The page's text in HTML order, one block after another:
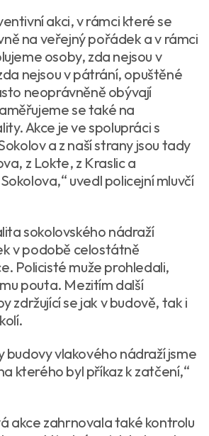
akci, v rámci které se
na veřejný pořádek a v rámci
osoby, zda nejsou v
nejsou v pátrání, opuštěné
neoprávněně obývají
se také na
Akce je ve spolupráci s
a z naší strany jsou tady
z Lokte, z Kraslic a
uvedl policejní mluvčí
sokolovského nádraží
v podobě celostátně
Policisté muže prohledali,
pouta. Mezitím další
zdržující se jak v budově, tak i
budovy vlakového nádraží jsme
kterého byl příkaz k zatčení,“
akce zahrnovala také kontrolu